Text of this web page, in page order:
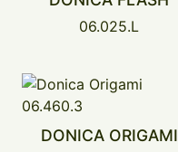
06.025.L
DONICA ORIGAMI